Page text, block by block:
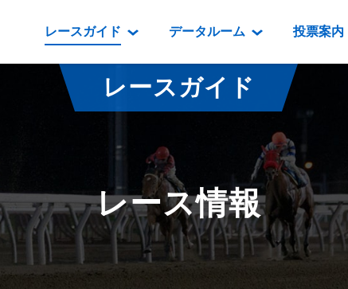
レースガイド
レース情報
払戻金一覧
騎手成績表
馬番成績表
オッズ
番組・
開
重
ス
データルーム
データルーム
騎手・調教師紹介
坂路調教映像
遠征馬情報
番組編成要領
映像コンテンツ
重賞競走VTR
重賞競走参考VTR
レースダイジェスト
新馬ダイジェスト
投票案内
門別競馬場情報
門別競馬場グルメ
とねっこジ
いずみ食堂
ルンビニフ
勝馬屋
レースガイド
レース情報